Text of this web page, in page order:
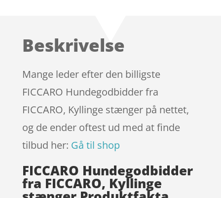
på
mmelser
Beskrivelse
Mange leder efter den billigste
FICCARO Hundegodbidder fra
FICCARO, Kyllinge stænger på nettet,
og de ender oftest ud med at finde
tilbud her: Gå til shop
FICCARO Hundegodbidder
fra FICCARO, Kyllinge